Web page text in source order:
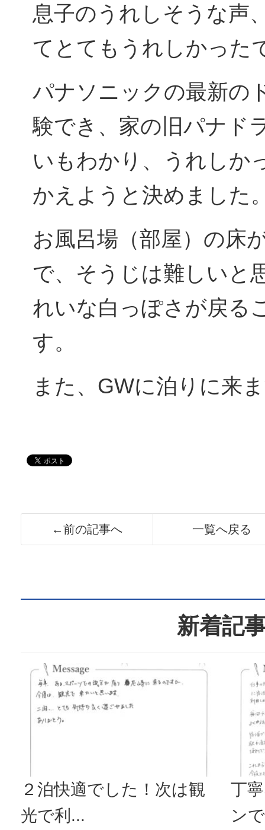
息子のうれしそうな声
てとてもうれしかった
パナソニックの最新の
験でき、家の旧パナド
いもわかり、うれしか
かえようと決めました
お風呂場（部屋）の床
で、そうじは難しいと
れいな白っぽさが戻る
す。
また、GWに泊りに来
←前の記事へ 一覧へ戻る
新着記
２泊快適でした！次は観
光で利...
丁
ン